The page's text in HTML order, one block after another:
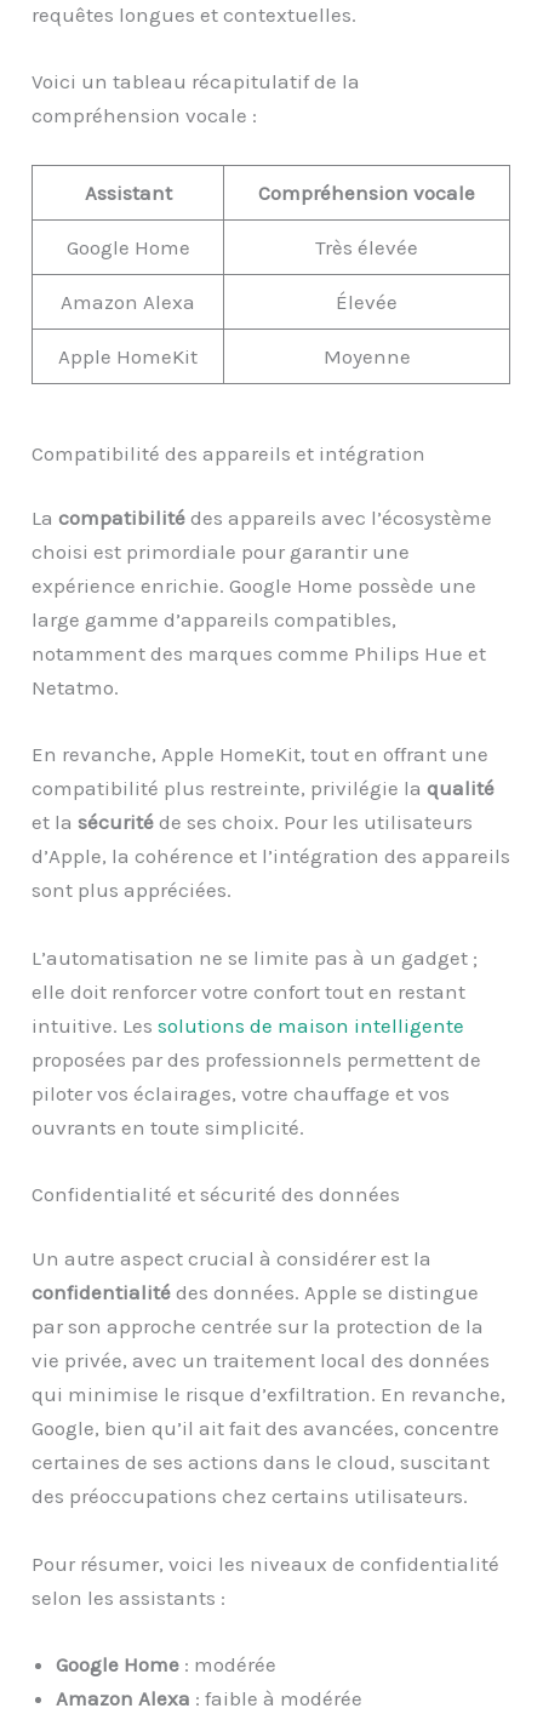
requêtes longues et contextuelles.
Voici un tableau récapitulatif de la
compréhension vocale :
Assistant Compréhension vocale
Google Home Très élevée
Amazon Alexa Élevée
Apple HomeKit Moyenne
Compatibilité des appareils et intégration
Lacompatibilité des appareils avec l’écosystème
choisi est primordiale pour garantir une
expérience enrichie. Google Home possède une
large gamme d’appareils compatibles,
notamment des marques comme Philips Hue et
Netatmo.
En revanche, Apple HomeKit, tout en offrant une
compatibilité plus restreinte, privilégie laqualité
et lasécurité de ses choix. Pour les utilisateurs
d’Apple, la cohérence et l’intégration des appareils
sont plus appréciées.
L’automatisation ne se limite pas à un gadget ;
elle doit renforcer votre confort tout en restant
intuitive. Lessolutions de maison intelligente
proposées par des professionnels permettent de
piloter vos éclairages, votre chauffage et vos
ouvrants en toute simplicité.
Confidentialité et sécurité des données
Un autre aspect crucial à considérer est la
confidentialité des données. Apple se distingue
par son approche centrée sur la protection de la
vie privée, avec un traitement local des données
qui minimise le risque d’exfiltration. En revanche,
Google, bien qu’il ait fait des avancées, concentre
certaines de ses actions dans le cloud, suscitant
des préoccupations chez certains utilisateurs.
Pour résumer, voici les niveaux de confidentialité
selon les assistants :
Google Home : modérée
Amazon Alexa : faible à modérée